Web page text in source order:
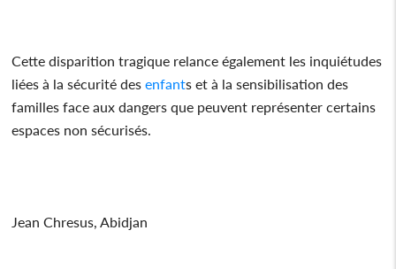
Cette disparition tragique relance également les inquiétudes
liées à la sécurité desenfants et à la sensibilisation des
familles face aux dangers que peuvent représenter certains
espaces non sécurisés.
Jean Chresus, Abidjan